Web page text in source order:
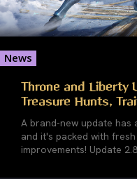
News
Throne and Liberty
Treasure Hunts,
A brand-new update has
and it's packed with
improvements! Update